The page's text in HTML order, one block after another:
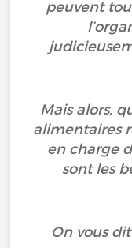
peuvent
Mais alors,
alimentaires
en charge
sont les
On vous